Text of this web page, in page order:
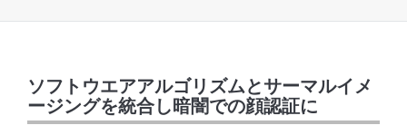
ソフトウエアアルゴリズムとサーマルイメ
ージングを統合し暗闇での顔認証に